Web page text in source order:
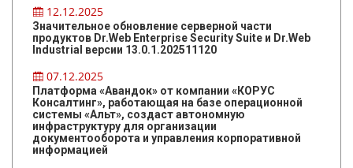
12.12.2025
Значительное обновление серверной части
продуктов Dr.Web Enterprise Security Suite и Dr.Web
Industrial версии 13.0.1.202511120
07.12.2025
Платформа «Авандок» от компании «КОРУС
Консалтинг», работающая на базе операционной
системы «Альт», создаст автономную
инфраструктуру для организации
документооборота и управления корпоративной
информацией